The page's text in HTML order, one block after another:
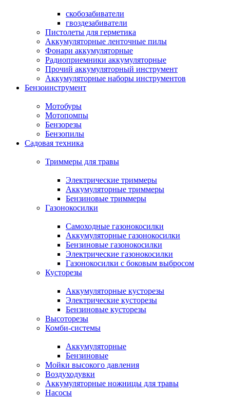
скобозабиватели
гвоздезабиватели
Пистолеты для герметика
Аккумуляторные ленточные пилы
Фонари аккумуляторные
Радиоприемники аккумуляторные
Прочий аккумуляторный инструмент
Аккумуляторные наборы инструментов
Бензоинструмент
Мотобуры
Мотопомпы
Бензорезы
Бензопилы
Садовая техника
Триммеры для травы
Электрические триммеры
Аккумуляторные триммеры
Бензиновые триммеры
Газонокосилки
Самоходные газонокосилки
Аккумуляторные газонокосилки
Бензиновые газонокосилки
Электрические газонокосилки
Газонокосилки с боковым выбросом
Кусторезы
Аккумуляторные кусторезы
Электрические кусторезы
Бензиновые кусторезы
Высоторезы
Комби-системы
Аккумуляторные
Бензиновые
Мойки высокого давления
Воздуходувки
Аккумуляторные ножницы для травы
Насосы